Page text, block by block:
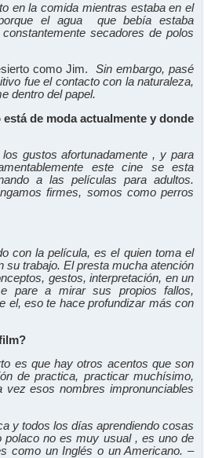
en la comida mientras estaba en el
el agua que bebía estaba
secadores de polos
como Jim. Sin embargo, pasé
fue el contacto con la naturaleza,
dentro del papel.
de moda actualmente y donde
gustos afortunadamente , y para
este cine se esta
a las películas para adultos.
firmes, somos como perros
con la película, es el quien toma el
su trabajo. El presta mucha atención
gestos, interpretación, en un
pare a mirar sus propios fallos,
el, eso te hace profundizar más con
es que hay otros acentos que son
de practica, practicar muchísimo,
esos nombres impronunciables
y todos los días aprendiendo cosas
polaco no es muy usual , es uno de
como un Inglés o un Americano. –